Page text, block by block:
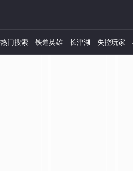
热门搜索 铁道英雄 长津湖 失控玩家